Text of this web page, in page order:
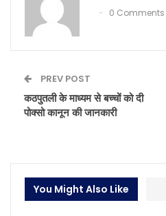
0 Comments
PREV POST
कठपुतली के माध्यम से बच्चों को दी
पोक्सो कानून की जानकारी
You Might Also Like